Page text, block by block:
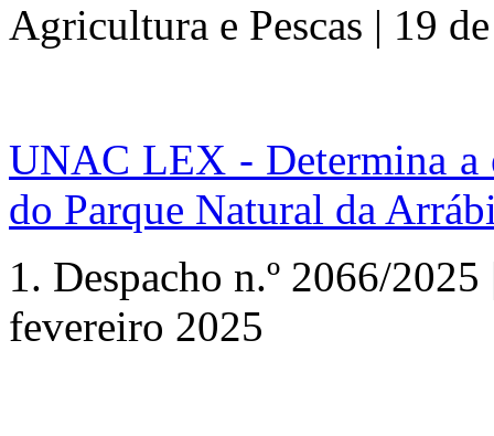
Agricultura e Pescas | 19
UNAC LEX - Determina a
do Parque Natural da
1. Despacho n.º 2066/
fevereiro 2025